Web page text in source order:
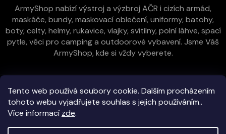
Tento web používá soubory cookie. Dalším procházením
tohoto webu vyjadřujete souhlas s jejich používáním..
Více informací zde.
ArmyShop nabízí výstroj a výzbroj AČR i cizích armád,
maskáče, bundy, maskovací oblečení, uniformy, batohy,
boty, celty, helmy, rukavice, vlajky, svítilny, polní láhve, spací
pytle, věci pro camping a outdoorové vybavení. Jsme Váš
ArmyShop, kde si vždy vyberete.
Zákaznická péče
Vše o nákupu